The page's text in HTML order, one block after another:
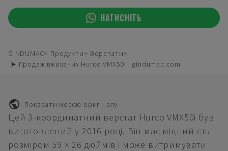
НАТИСНІТЬ
GINDUMAC Продукти
Верстати
➤ Продаж вживаних Hurco VMX50i | gindumac.com
Показати мовою оригіналу
Цей 3-координатний верстат Hurco VMX50i був
виготовлений у 2016 році. Він має міцний стіл
розміром 59 × 26 дюймів і може витримувати